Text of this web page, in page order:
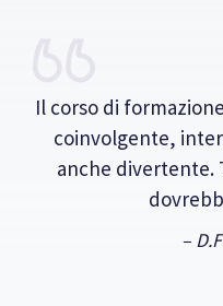
Il corso di
coinvolgente,
anche divertente.
–